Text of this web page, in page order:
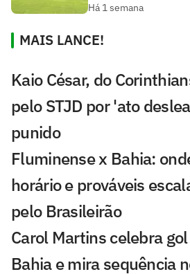
Há 1 semana
MAIS LANCE!
Kaio César, do
pelo STJD por 'ato
punido
Fluminense x Bahia:
horário e prováveis
pelo Brasileirão
Carol Martins celebra
Bahia e mira sequência